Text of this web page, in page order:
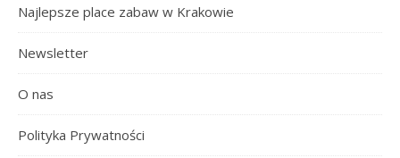
Najlepsze place zabaw w Krakowie
Newsletter
O nas
Polityka Prywatności